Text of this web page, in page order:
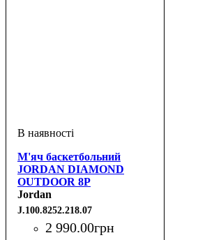
М'яч баскетбольний
JORDAN DIAMOND
OUTDOOR 8P
DEFLATED
LOTUS/SESAME/METALLIC
Jordan
J.100.8252.218.07
2 990.00грн